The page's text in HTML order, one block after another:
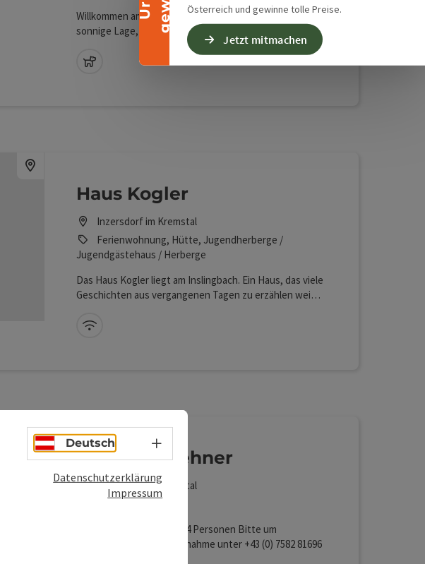
Österreich und gewinne tolle Preise.
Jetzt mitmachen
Willkommen am Bauernhof Gradntommerl. Ruhige,
sonnige Lage, 2 Ferienhäuser. Ackerbaubetrieb. Tiere:
Katzen, Hund, Hühner. Grillmöglichkeit, weiters Billard,
Tischtennis und Kettcar
Haustiere erlaubt
Haus Kogler
Inzersdorf im Kremstal
Ferienwohnung, Hütte, Jugendherberge /
Jugendgästehaus / Herberge
Das Haus Kogler liegt am Inslingbach. Ein Haus, das viele
Geschichten aus vergangenen Tagen zu erzählen weiß –
Zimmern bietet. Im ganzen Haus Kogler gibt es ein
W-Lan (kostenlos)
Haus Oberlehner
Inzersdorf im Kremstal
Ferienwohnung
Ferienwohnung für max. 4 Personen Bitte um
telefonische Kontaktaufnahme unter +43 (0) 7582 81696
Deutsch Sprachwahl - Menü öffnen
Datenschutzerklärung
Impressum